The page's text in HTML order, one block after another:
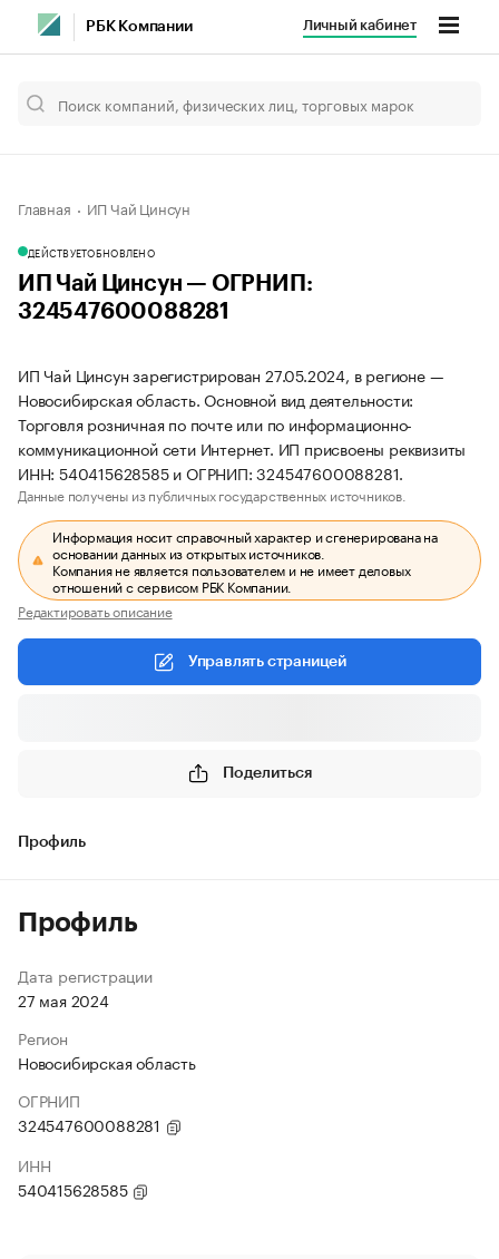
РБК Компании Личный кабинет
Главная ИП Чай Цинсун
ДЕЙСТВУЕТОБНОВЛЕНО
ИП Чай Цинсун — ОГРНИП:
324547600088281
ИП Чай Цинсун зарегистрирован 27.05.2024, в регионе —
Новосибирская область. Основной вид деятельности:
Торговля розничная по почте или по информационно-
коммуникационной сети Интернет. ИП присвоены реквизиты
ИНН: 540415628585 и ОГРНИП: 324547600088281.
Данные получены из публичных государственных источников.
Информация носит справочный характер и сгенерирована на
основании данных из открытых источников.
Компания не является пользователем и не имеет деловых
отношений с сервисом РБК Компании.
Редактировать описание
Управлять страницей
Поделиться
Профиль
Профиль
Дата регистрации
27 мая 2024
Регион
Новосибирская область
ОГРНИП
324547600088281
ИНН
540415628585